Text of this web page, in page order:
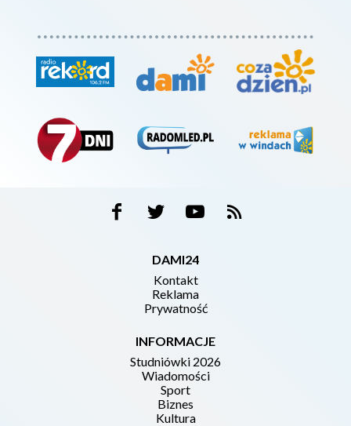
DAMI24
Kontakt
Reklama
Prywatność
INFORMACJE
Studniówki 2026
Wiadomości
Sport
Biznes
Kultura